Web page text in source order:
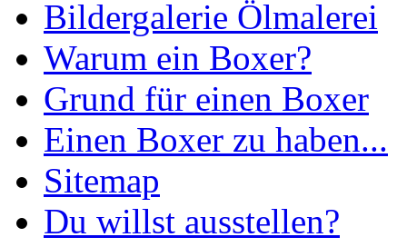
Bildergalerie Ölmalerei
Warum ein Boxer?
Grund für einen Boxer
Einen Boxer zu haben...
Sitemap
Du willst ausstellen?